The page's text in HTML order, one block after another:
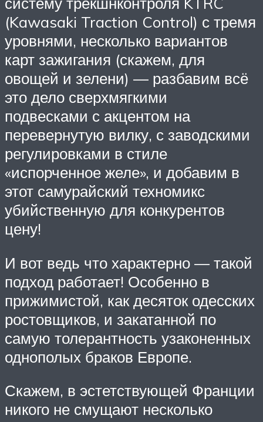
(Kawasaki Traction Control) с тремя
уровнями, несколько вариантов
карт зажигания (скажем, для
овощей и зелени) — разбавим всё
это дело сверхмягкими
подвесками с акцентом на
перевернутую вилку, с заводскими
регулировками в стиле
«испорченное желе», и добавим в
этот самурайский техномикс
убийственную для конкурентов
цену!
И вот ведь что характерно — такой
подход работает! Особенно в
прижимистой, как десяток одесских
ростовщиков, и закатанной по
самую толерантность узаконенных
однополых браков Европе.
Скажем, в эстетствующей Франции
никого не смущают несколько